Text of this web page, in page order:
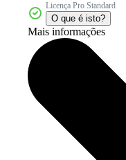
Licença Pro Standard
O que é isto?
Mais informações